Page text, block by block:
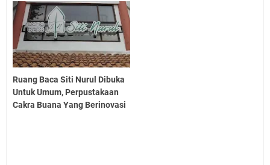
Ruang Baca Siti Nurul Dibuka
Untuk Umum, Perpustakaan
Cakra Buana Yang Berinovasi